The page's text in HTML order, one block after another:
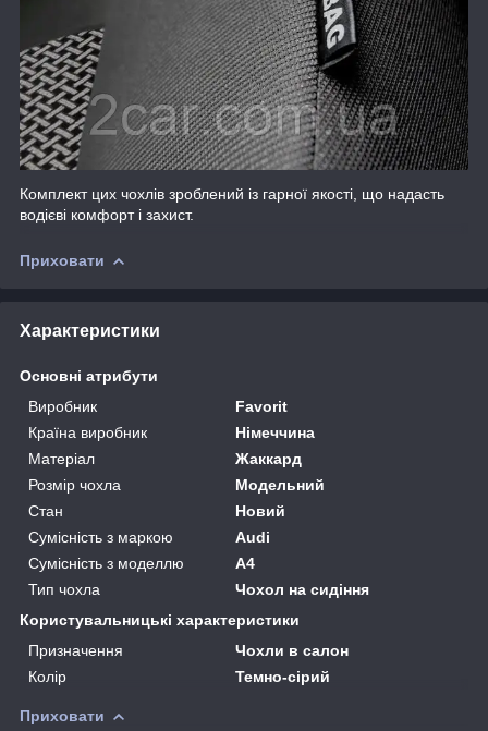
Комплект цих чохлів зроблений із гарної якості, що надасть
водієві комфорт і захист.
Приховати
Характеристики
Основні атрибути
Виробник
Favorit
Країна виробник
Німеччина
Матеріал
Жаккард
Розмір чохла
Модельний
Стан
Новий
Сумісність з маркою
Audi
Сумісність з моделлю
A4
Тип чохла
Чохол на сидіння
Користувальницькі характеристики
Призначення
Чохли в салон
Колір
Темно-сірий
Приховати